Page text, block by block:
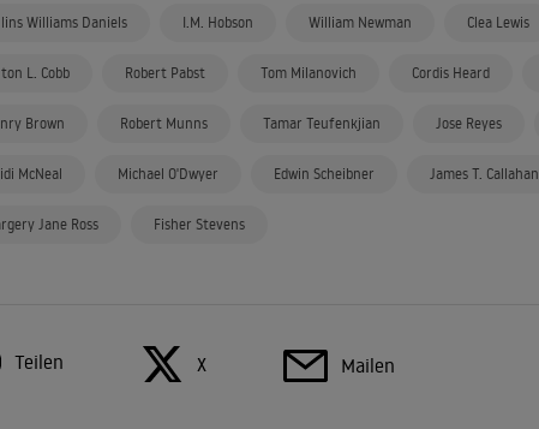
Williams Daniels I.M. Hobson William Newman Clea Lewis
L. Cobb Robert Pabst Tom Milanovich Cordis Heard
Brown Robert Munns Tamar Teufenkjian Jose Reyes
McNeal Michael O'Dwyer Edwin Scheibner James T. Callahan
Jane Ross Fisher Stevens
Teilen X Mailen